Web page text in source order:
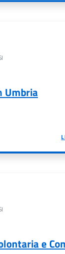
Umbria
e